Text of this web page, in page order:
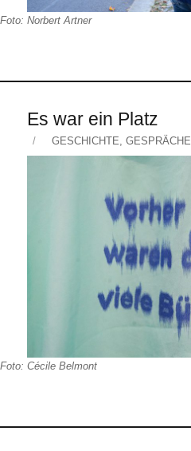
Foto: Norbert Artner
Es war ein Platz
Veröffentlicht
am
KATEGORIEN
GESCHICHTE ,GESPRÄCHE
Foto: Cécile Belmont